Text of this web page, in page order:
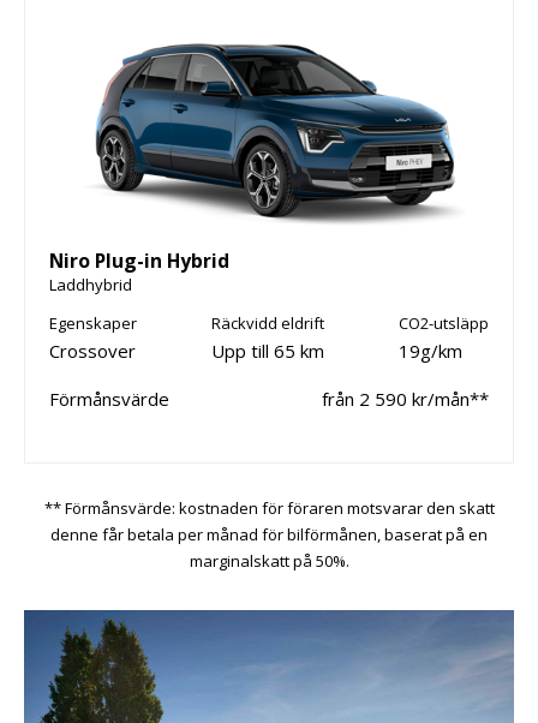
Niro Plug-in Hybrid
Laddhybrid
Egenskaper
Crossover
Räckvidd eldrift
Upp till 65 km
CO2-utsläpp
19g/km
Förmånsvärde
från 2 590 kr/mån**
** Förmånsvärde: kostnaden för föraren motsvarar den skatt
denne får betala per månad för bilförmånen, baserat på en
marginalskatt på 50%.